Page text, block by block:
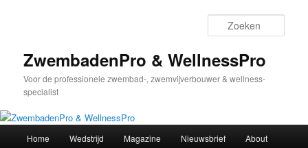
inhoudZwembadenPro & WellnessPro
Voor de professionele zwembad-, zwemvijverbouwer & wellness-
specialist
Home Wedstrijd Magazine Nieuwsbrief About